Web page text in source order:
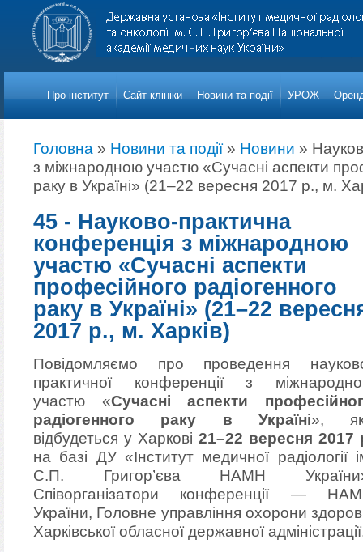
Про iнститут Сайт клініки Новини та події УРОЖ
Головна » Новини та події» Новини »
з міжнародною участю «Сучасні аспекти
раку в Україні» (21–22 вересня 2017 р., м.
45 - Науково-практична
конференція з міжнародною
участю «Сучасні аспекти
професійного радіогенного
раку в Україні» (21–22
2017 р., м. Харків)
Повідомляємо про проведення
практичної конференції
з
участю «Сучасні аспекти
радіогенного раку в Україні»,
відбудеться у Харкові 21–22 вересня 2017
на базі ДУ «Інститут медичної радіології
С.П. Григор’єва НАМН
Співорганізатори конференції —
України, Головне управління охорони
Харківської обласної державної